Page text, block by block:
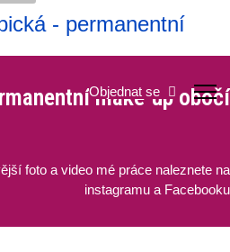
Objednat se
make-up obočí
foto a video mé práce naleznete na
instagramu a Facebooku